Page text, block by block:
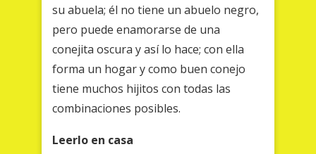
su abuela; él no tiene un abuelo negro,
pero puede enamorarse de una
conejita oscura y así lo hace; con ella
forma un hogar y como buen conejo
tiene muchos hijitos con todas las
combinaciones posibles.
Leerlo en casa